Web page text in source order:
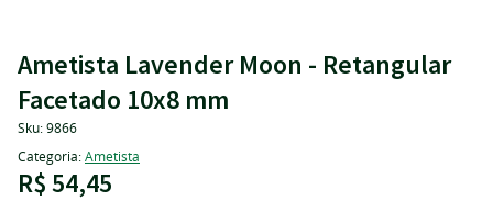
Ametista Lavender Moon - Retangular
Facetado 10x8 mm
Sku:9866
Categoria:Ametista
R$ 54,45